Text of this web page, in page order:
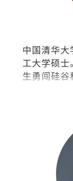
中国清华
工大学硕
生勇闯硅
闻记者、
于字节跳